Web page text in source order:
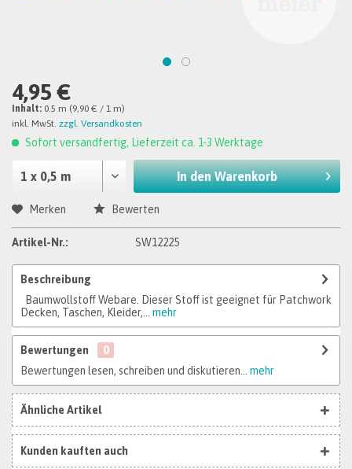
4,95 €
Inhalt: 0.5 m (9,90 € / 1 m)
inkl. MwSt. zzgl. Versandkosten
Sofort versandfertig, Lieferzeit ca. 1-3 Werktage
In den Warenkorb
Merken Bewerten
Artikel-Nr.: SW12225
Beschreibung
Baumwollstoff Webare. Dieser Stoff ist geeignet für Patchwork
Decken, Taschen, Kleider,...
mehr
Bewertungen
0
Bewertungen lesen, schreiben und diskutieren...
mehr
Ähnliche Artikel
Kunden kauften auch